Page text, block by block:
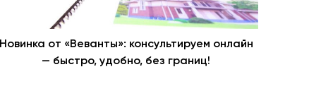
Новинка от «Веванты»: консультируем онлайн
— быстро, удобно, без границ!